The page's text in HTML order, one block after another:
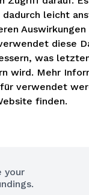
leicht
Auswirkungen
diese
was
wird. Mehr
verwendet
finden.
your